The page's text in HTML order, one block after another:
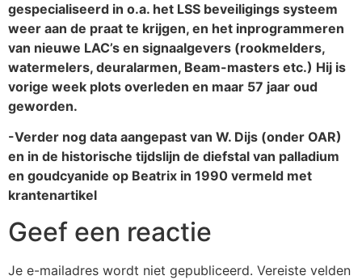
gespecialiseerd in o.a. het LSS beveiligings systeem
weer aan de praat te krijgen, en het inprogrammeren
van nieuwe LAC’s en signaalgevers (rookmelders,
watermelers, deuralarmen, Beam-masters etc.) Hij is
vorige week plots overleden en maar 57 jaar oud
geworden.
-Verder nog data aangepast van W. Dijs (onder OAR)
en in de historische tijdslijn de diefstal van palladium
en goudcyanide op Beatrix in 1990 vermeld met
krantenartikel
Geef een reactie
Je e-mailadres wordt niet gepubliceerd. Vereiste velden